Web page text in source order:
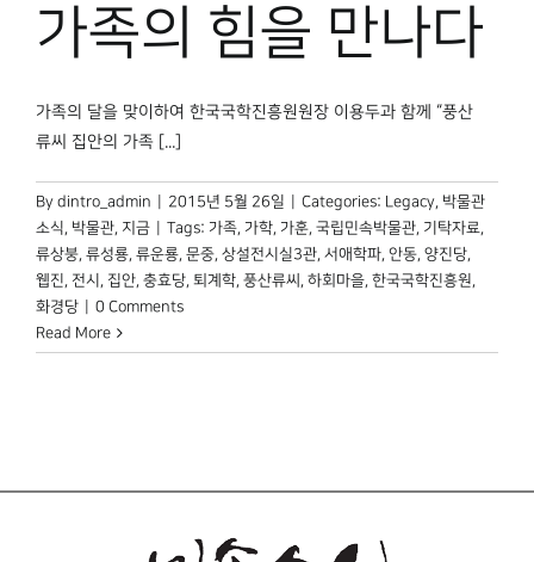
가족의 힘을 만나다
가족의 달을 맞이하여 한국국학진흥원원장 이용두과 함께 “풍산
류씨 집안의 가족 [...]
By dintro_admin 2015년 5월 26일 Categories: Legacy, 박물관
소식, 박물관, 지금 Tags: 가족, 가학, 가훈, 국립민속박물관, 기탁자료,
류상붕, 류성룡, 류운룡, 문중, 상설전시실3관, 서애학파, 안동, 양진당,
웹진, 전시 , 집안, 충효당, 퇴계학, 풍산류씨 , 하회마을, 한국국학진흥원,
화경당
0 Comments
Read More